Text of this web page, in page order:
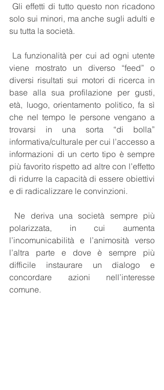
solo sui minori, ma anche sugli adulti e
su tutta la società.
viene mostrato un diverso “feed” o
diversi risultati sui motori di ricerca in
base alla sua profilazione per gusti,
età, luogo, orientamento politico, fa sì
che nel tempo le persone vengano a
trovarsi in una sorta “di bolla”
informativa/culturale per cui l’accesso a
informazioni di un certo tipo è sempre
più favorito rispetto ad altre con l’effetto
di ridurre la capacità di essere obiettivi
e di radicalizzare le convinzioni.
polarizzata, in cui aumenta
l’incomunicabilità e l’animosità verso
l’altra parte e dove è sempre più
difficile instaurare un dialogo e
concordare azioni nell’interesse
comune.